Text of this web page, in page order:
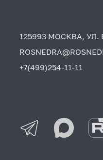
125993 МОСКВА,
+7(499)254-11-11